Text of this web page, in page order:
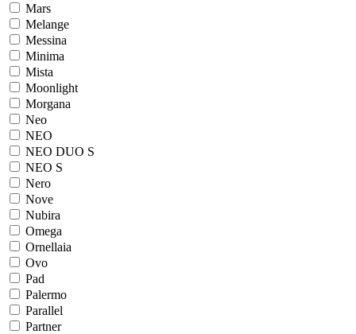
Mars
Melange
Messina
Minima
Mista
Moonlight
Morgana
Neo
NEO
NEO DUO S
NEO S
Nero
Nove
Nubira
Omega
Ornellaia
Ovo
Pad
Palermo
Parallel
Partner